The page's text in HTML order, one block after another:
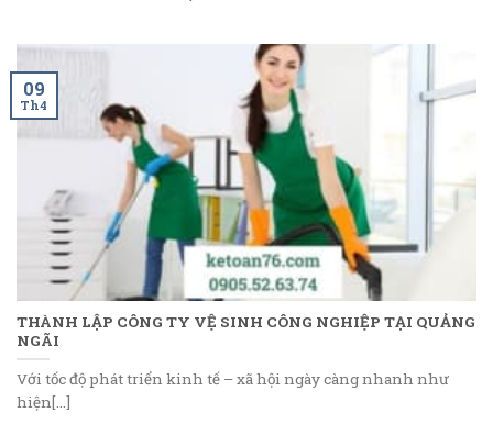
THÀNH LẬP CÔNG TY VỆ SINH CÔNG NGHIỆP TẠI QUẢNG
NGÃI
Với tốc độ phát triển kinh tế – xã hội ngày càng nhanh như
hiện[...]
09
Th4